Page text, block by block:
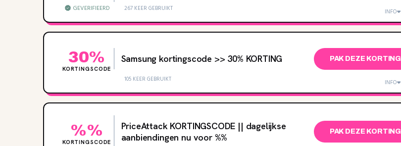
GEVERIFIEERD 267 KEER GEBRUIKT INFO
30%
KORTINGSCODE
Samsung kortingscode >> 30‌% KORTING PAK DEZE KORTING
105 KEER GEBRUIKT INFO
%%
KORTINGSCODE
PriceAttack KORTINGSCODE || dagelijkse
aanbiendingen nu voor ‌%‌%
PAK DEZE KORTING